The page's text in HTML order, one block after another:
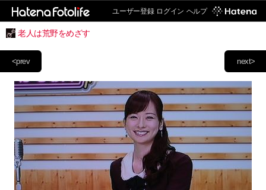
ユーザー登録 ログイン ヘルプ
老人は荒野をめざす
next>
<prev